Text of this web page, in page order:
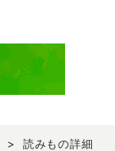
読みもの詳細